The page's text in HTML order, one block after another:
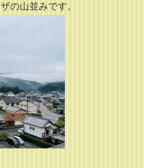
の山並みです。